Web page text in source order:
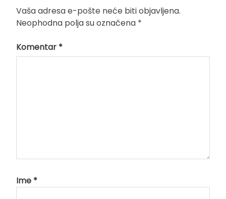
Vaša adresa e-pošte neće biti objavljena.
Neophodna polja su označena *
Komentar *
Ime *